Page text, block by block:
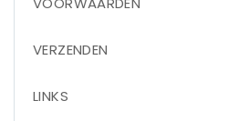
VERZENDEN
LINKS